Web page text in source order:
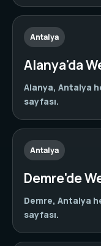
Antalya
Alanya'da
Alanya, Antalya
sayfası.
Antalya
Demre'de
Demre, Antalya
sayfası.